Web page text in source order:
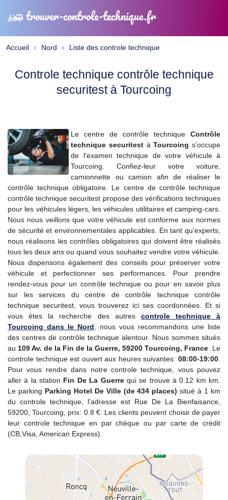
trouver-controle-technique.fr
Accueil Nord Liste des controle technique
Controle technique contrôle technique
securitest à Tourcoing
Le centre de contrôle technique Contrôle
technique securitestàTourcoing s’occupe
de l'examen technique de votre véhicule à
Tourcoing. Confiez-leur votre voiture,
camionnette ou camion afin de réaliser le
contrôle technique obligatoire. Le centre de contrôle technique
contrôle technique securitest propose des vérifications techniques
pour les véhicules légers, les véhicules utilitaires et camping-cars.
Nous nous veillons que votre véhicule est conforme aux normes
de sécurité et environnementales applicables. En tant qu’experts,
nous réalisons les contrôles obligatoires qui doivent être réalisés
tous les deux ans ou quand vous souhaitez vendre votre véhicule.
Nous dispensons également des conseils pour préserver votre
véhicule et perfectionner ses performances. Pour prendre
rendez-vous pour un contrôle technique ou pour en savoir plus
sur les services du centre de contrôle technique contrôle
technique securitest, vous trouverez ici ses coordonnées. Et si
vous êtes la recherche des autres controle techniqueà
Tourcoing dans le Nord , nous vous recommandons une liste
des centres de contrôle technique alentour. Nous sommes situés
au 109 Av. de la Fin de la Guerre, 59200 Tourcoing, France . Le
controle technique est ouvert aux heures suivantes: 08:00-19:00
Pour vous rendre dans notre controle technique, vous pouvez
aller à la station Fin De La Guerrequi se trouve à 0.12 km km.
Le parking Parking Hotel De Ville (de 434 places) situé à 1 km
du controle technique, l'adresse est Rue De La Bienfaisance,
59200, Tourcoing, prix: 0.8 €. Les clients peuvent choisir de payer
leur controle technique en par chèque ou par carte de crédit
(CB,Visa, American Express).